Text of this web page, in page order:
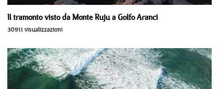
Il tramonto visto da Monte Ruju a Golfo Aranci
30911 visualizzazioni